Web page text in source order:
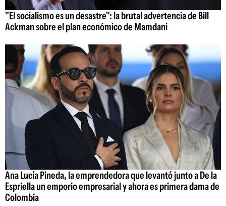
"El socialismo es un desastre": la brutal advertencia de Bill
Ackman sobre el plan económico de Mamdani
Ana Lucía Pineda, la emprendedora que levantó junto a De la
Espriella un emporio empresarial y ahora es primera dama de
Colombia